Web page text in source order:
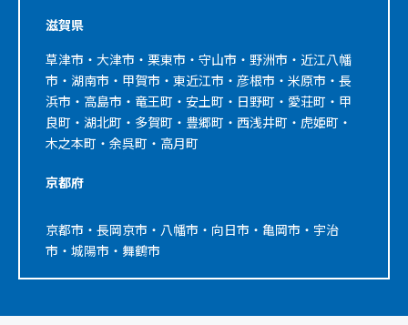
滋賀県
草津市・大津市・栗東市・守山市・野洲市・近江八幡
市・湖南市・甲賀市・東近江市・彦根市・米原市・長
浜市・高島市・竜王町・安土町・日野町・愛荘町・甲
良町・湖北町・多賀町・豊郷町・西浅井町・虎姫町・
木之本町・余呉町・高月町
京都府
京都市・長岡京市・八幡市・向日市・亀岡市・宇治
市・城陽市・舞鶴市